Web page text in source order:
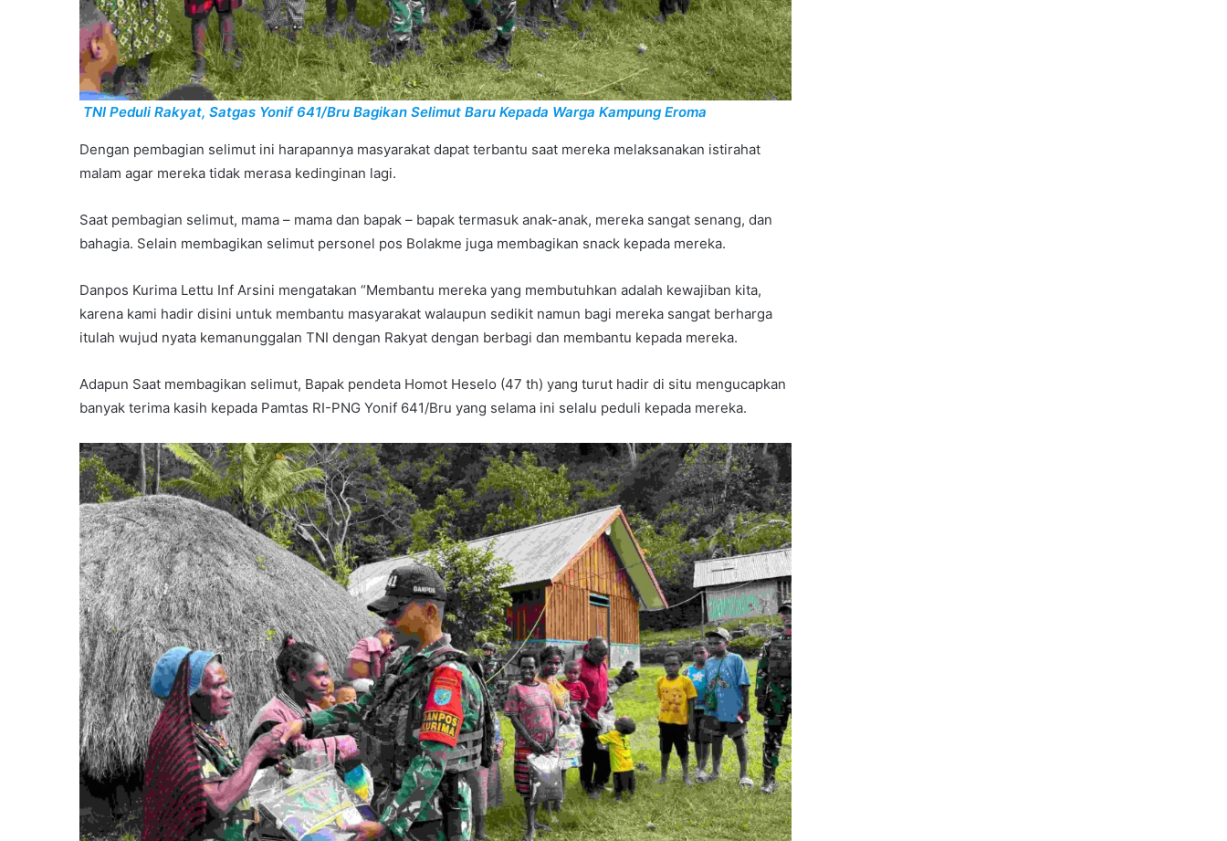
TNI Peduli Rakyat, Satgas Yonif 641/Bru Bagikan Selimut Baru Kepada Warga Kampung Eroma
Dengan pembagian selimut ini harapannya masyarakat dapat terbantu saat mereka melaksanakan istirahat
malam agar mereka tidak merasa kedinginan lagi.
Saat pembagian selimut, mama – mama dan bapak – bapak termasuk anak-anak, mereka sangat senang, dan
bahagia. Selain membagikan selimut personel pos Bolakme juga membagikan snack kepada mereka.
Danpos Kurima Lettu Inf Arsini mengatakan “Membantu mereka yang membutuhkan adalah kewajiban kita,
karena kami hadir disini untuk membantu masyarakat walaupun sedikit namun bagi mereka sangat berharga
itulah wujud nyata kemanunggalan TNI dengan Rakyat dengan berbagi dan membantu kepada mereka.
Adapun Saat membagikan selimut, Bapak pendeta Homot Heselo (47 th) yang turut hadir di situ mengucapkan
banyak terima kasih kepada Pamtas RI-PNG Yonif 641/Bru yang selama ini selalu peduli kepada mereka.